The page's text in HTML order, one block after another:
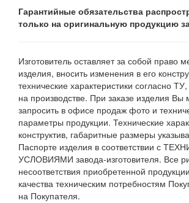
Гарантийные обязательства
только на оригинальную продукцию
Изготовитель оставляет за собой право
изделия, вносить изменения в его
технические характеристики согласно
на производстве. При заказе изделия Вы
запросить в офисе продаж фото и
параметры продукции. Технические
конструктив, габаритные размеры
Паспорте изделия в соответствии с
УСЛОВИЯМИ завода-изготовителя. Все
несоответствия приобретенной
качества техническим потребностям
на Покупателя.